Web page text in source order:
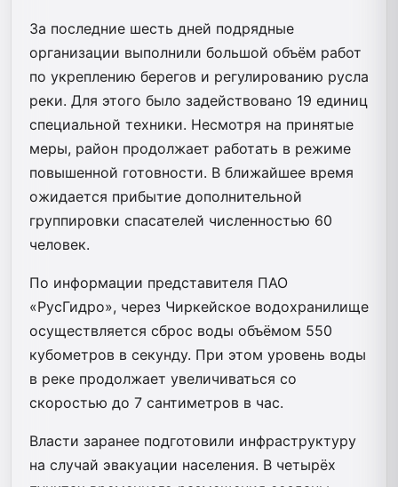
За последние шесть дней подрядные
организации выполнили большой объём работ
по укреплению берегов и регулированию русла
реки. Для этого было задействовано 19 единиц
специальной техники. Несмотря на принятые
меры, район продолжает работать в режиме
повышенной готовности. В ближайшее время
ожидается прибытие дополнительной
группировки спасателей численностью 60
человек.
По информации представителя ПАО
«РусГидро», через Чиркейское водохранилище
осуществляется сброс воды объёмом 550
кубометров в секунду. При этом уровень воды
в реке продолжает увеличиваться со
скоростью до 7 сантиметров в час.
Власти заранее подготовили инфраструктуру
на случай эвакуации населения. В четырёх